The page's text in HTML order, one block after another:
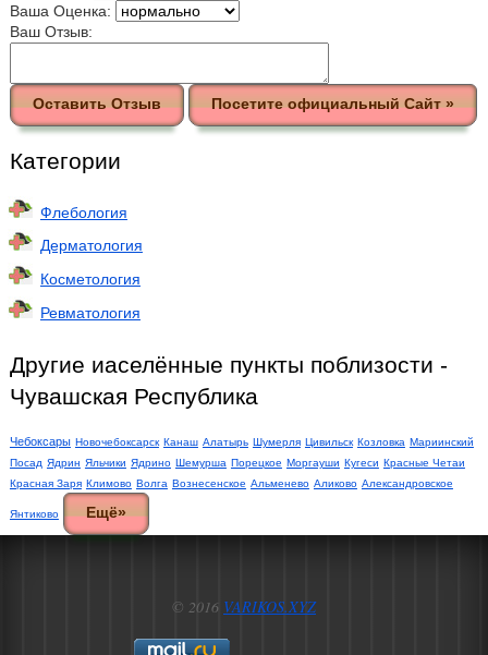
Ваша Оценка:
Ваш Отзыв:
Оставить Отзыв Посетите официальный Сайт »
Категории
Флебология
Дерматология
Косметология
Ревматология
Другие иаселённые пункты поблизости -
Чувашская Республика
Чебоксары Новочебоксарск Канаш Алатырь Шумерля Цивильск Козловка Мариинский
Посад Ядрин Яльчики Ядрино Шемурша Порецкое Моргауши Кугеси Красные Четаи
Красная Заря Климово Волга Вознесенское Альменево Аликово Александровское
Янтиково Ещё»
© 2016 VARIKOS.XYZ